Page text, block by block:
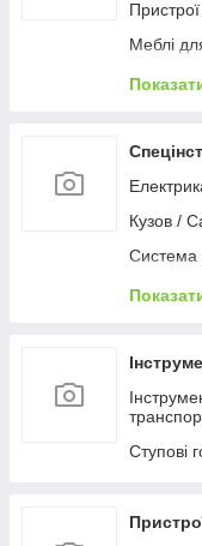
Meблі
Домкрати
Преси та
Лебідка
Мастило,
Візки
Кузов /
Система
Ступові